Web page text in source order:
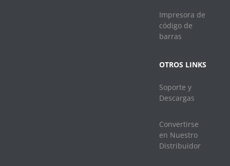
Impresora de
código de
barras
OTROS LINKS
Soporte y
Descargas
Convertirse
en Nuestro
Distribuidor